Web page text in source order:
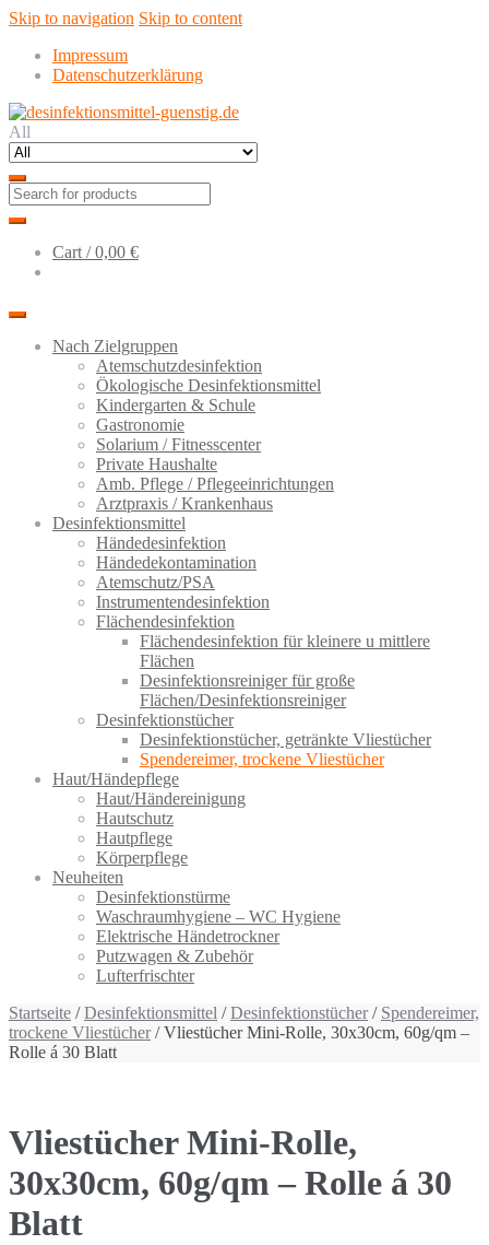
Skip to navigation Skip to content
Impressum
Datenschutzerklärung
All
Cart /0,00 €
Nach Zielgruppen
Atemschutzdesinfektion
Ökologische Desinfektionsmittel
Kindergarten & Schule
Gastronomie
Solarium / Fitnesscenter
Private Haushalte
Amb. Pflege / Pflegeeinrichtungen
Arztpraxis / Krankenhaus
Desinfektionsmittel
Händedesinfektion
Händedekontamination
Atemschutz/PSA
Instrumentendesinfektion
Flächendesinfektion
Flächendesinfektion für kleinere u mittlere
Flächen
Desinfektionsreiniger für große
Flächen/Desinfektionsreiniger
Desinfektionstücher
Desinfektionstücher, getränkte Vliestücher
Spendereimer, trockene Vliestücher
Haut/Händepflege
Haut/Händereinigung
Hautschutz
Hautpflege
Körperpflege
Neuheiten
Desinfektionstürme
Waschraumhygiene – WC Hygiene
Elektrische Händetrockner
Putzwagen & Zubehör
Lufterfrischter
Startseite /Desinfektionsmittel /Desinfektionstücher/ Spendereimer,
trockene Vliestücher/ Vliestücher Mini-Rolle, 30x30cm, 60g/qm –
Rolle á 30 Blatt
Vliestücher Mini-Rolle,
30x30cm, 60g/qm – Rolle á 30
Blatt